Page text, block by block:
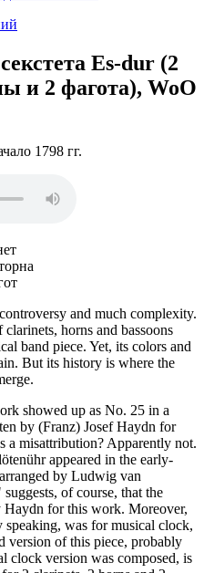
Es-dur (2
и 2 фагота), WoO
1798 гг.
and much complexity.
horns and bassoons
band piece. Yet, its colors and
But its history is where the
showed up as No. 25 in a
by (Franz) Josef Haydn for
a misattribution? Apparently not.
appeared in the early-
by Ludwig van
of course, that the
Haydn for this work. Moreover,
was for musical clock,
version of this piece, probably
clock version was composed, is